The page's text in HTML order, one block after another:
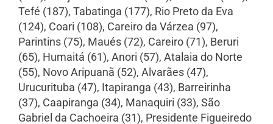
Tefé (187), Tabatinga (177), Rio Preto da Eva
(124), Coari (108), Careiro da Várzea (97),
Parintins (75), Maués (72), Careiro (71), Beruri
(65), Humaitá (61), Anori (57), Atalaia do Norte
(55), Novo Aripuanã (52), Alvarães (47),
Urucurituba (47), Itapiranga (43), Barreirinha
(37), Caapiranga (34), Manaquiri (33), São
Gabriel da Cachoeira (31), Presidente Figueiredo